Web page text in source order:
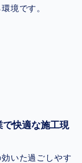
境です。
快適な施工現
いた過ごしやす